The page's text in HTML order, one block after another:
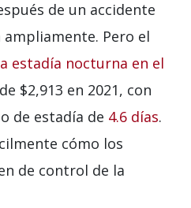
de un accidente
Pero el
estadía nocturna en el
$2,913 en 2021, con
de estadía de 4.6 días.
cómo los
de control de la